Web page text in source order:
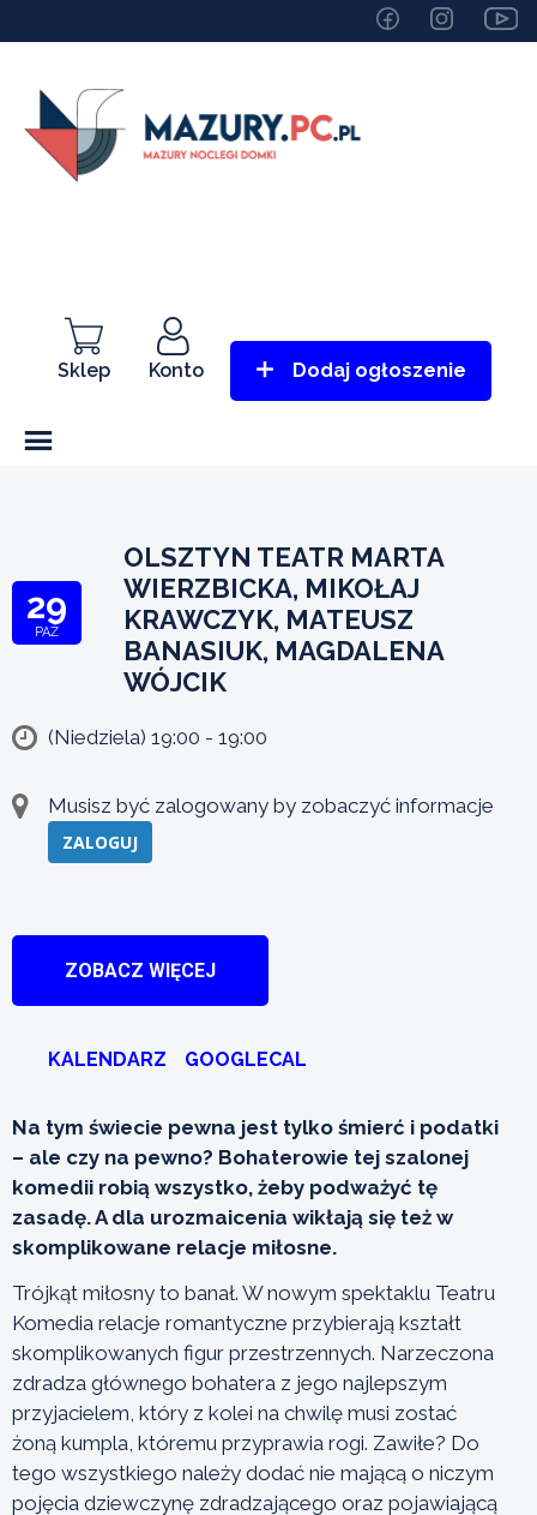
Sklep Konto Dodaj ogłoszenie
29
PAŹ
OLSZTYN TEATR MARTA
WIERZBICKA, MIKOŁAJ
KRAWCZYK, MATEUSZ
BANASIUK, MAGDALENA
WÓJCIK
(Niedziela) 19:00 - 19:00
Musisz być zalogowany by zobaczyć informacje
ZALOGUJ
ZOBACZ WIĘCEJ
KALENDARZ GOOGLECAL
Na tym świecie pewna jest tylko śmierć i podatki
– ale czy na pewno? Bohaterowie tej szalonej
komedii robią wszystko, żeby podważyć tę
zasadę. A dla urozmaicenia wikłają się też w
skomplikowane relacje miłosne.
Trójkąt miłosny to banał. W nowym spektaklu Teatru
Komedia relacje romantyczne przybierają kształt
skomplikowanych figur przestrzennych. Narzeczona
zdradza głównego bohatera z jego najlepszym
przyjacielem, który z kolei na chwilę musi zostać
żoną kumpla, któremu przyprawia rogi. Zawiłe? Do
tego wszystkiego należy dodać nie mającą o niczym
pojęcia dziewczynę zdradzającego oraz pojawiającą